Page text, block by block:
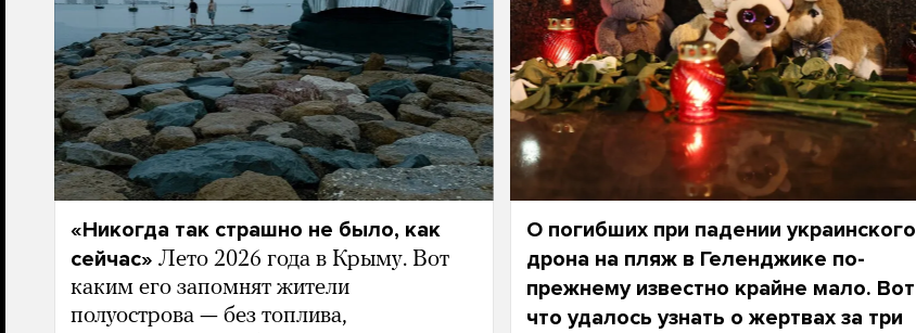
«Никогда так страшно не было, как
сейчас» Лето 2026 года в Крыму. Вот
каким его запомнят жители
полуострова — без топлива,
О погибших при падении украинского
дрона на пляж в Геленджике по-
прежнему известно крайне мало. Вот
что удалось узнать о жертвах за три